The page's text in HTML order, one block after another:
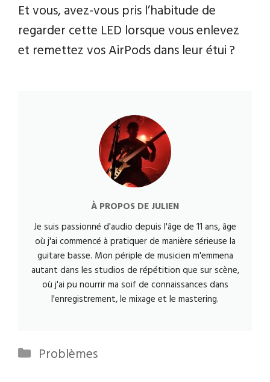
Et vous, avez-vous pris l’habitude de
regarder cette LED lorsque vous enlevez
et remettez vos AirPods dans leur étui ?
À PROPOS DE JULIEN
Je suis passionné d'audio depuis l'âge de 11 ans, âge
où j'ai commencé à pratiquer de manière sérieuse la
guitare basse. Mon périple de musicien m'emmena
autant dans les studios de répétition que sur scène,
où j'ai pu nourrir ma soif de connaissances dans
l'enregistrement, le mixage et le mastering.
Catégories
Problèmes